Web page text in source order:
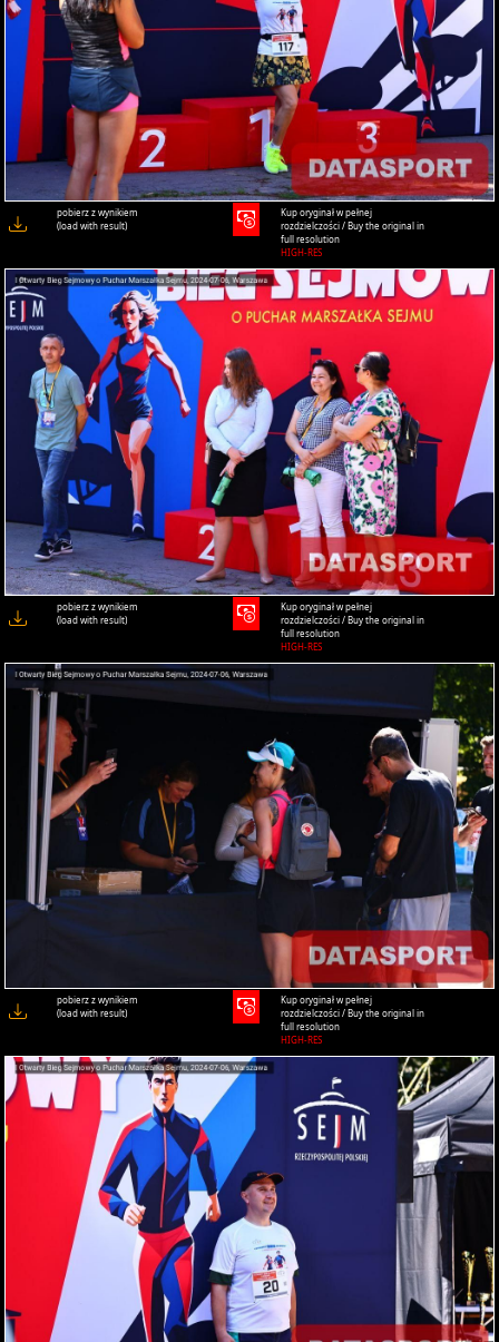
pobierz z wynikiem
(load with result)
Kup oryginał w pełnej
rozdzielczości / Buy the original in
full resolution
HIGH-RES
pobierz z wynikiem
(load with result)
Kup oryginał w pełnej
rozdzielczości / Buy the original in
full resolution
HIGH-RES
pobierz z wynikiem
(load with result)
Kup oryginał w pełnej
rozdzielczości / Buy the original in
full resolution
HIGH-RES